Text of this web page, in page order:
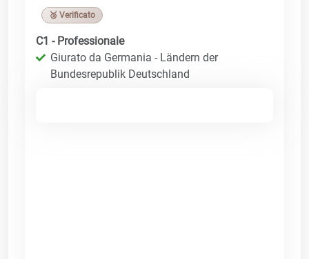
🥉 Verificato
C1 - Professionale
Giurato da Germania - Ländern der
Bundesrepublik Deutschland